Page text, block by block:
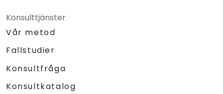
Konsulttjänster
Vår metod
Fallstudier
Konsultfråga
Konsultkatalog